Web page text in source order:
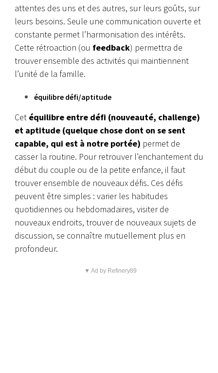
attentes des uns et des autres, sur leurs goûts, sur
leurs besoins. Seule une communication ouverte et
constante permet l’harmonisation des intérêts.
Cette rétroaction (ou feedback) permettra de
trouver ensemble des activités qui maintiennent
l’unité de la famille.
équilibre défi/aptitude
Cet équilibre entre défi (nouveauté, challenge)
et aptitude (quelque chose dont on se sent
capable, qui est à notre portée) permet de
casser la routine. Pour retrouver l’enchantement du
début du couple ou de la petite enfance, il faut
trouver ensemble de nouveaux défis. Ces défis
peuvent être simples : varier les habitudes
quotidiennes ou hebdomadaires, visiter de
nouveaux endroits, trouver de nouveaux sujets de
discussion, se connaître mutuellement plus en
profondeur.
▼ Ad by Refinery89